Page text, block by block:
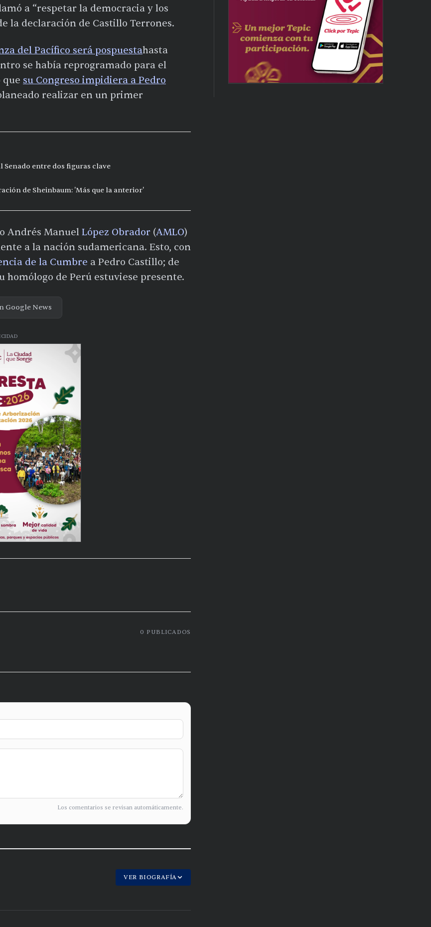
a “respetar la democracia y los
la declaración de Castillo Terrones.
del Pacífico será pospuestahasta
se había reprogramado para el
que su Congreso impidiera a Pedro
realizar en un primer
entre dos figuras clave
de Sheinbaum: 'Más que la anterior'
Andrés Manuel López Obrador (AMLO)
a la nación sudamericana. Esto, con
de la Cumbre a Pedro Castillo; de
de Perú estuviese presente.
Google News
0 PUBLICADOS
Los comentarios se revisan automáticamente.
VER BIOGRAFÍA